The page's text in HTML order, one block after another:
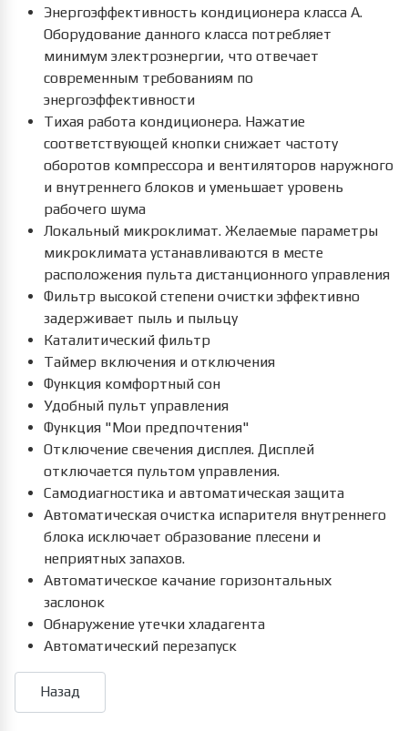
Энергоэффективность кондиционера класса А.
Оборудование данного класса потребляет
минимум электроэнергии, что отвечает
современным требованиям по
энергоэффективности
Тихая работа кондиционера. Нажатие
соответствующей кнопки снижает частоту
оборотов компрессора и вентиляторов наружного
и внутреннего блоков и уменьшает уровень
рабочего шума
Локальный микроклимат. Желаемые параметры
микроклимата устанавливаются в месте
расположения пульта дистанционного управления
Фильтр высокой степени очистки эффективно
задерживает пыль и пыльцу
Каталитический фильтр
Таймер включения и отключения
Функция комфортный сон
Удобный пульт управления
Функция "Мои предпочтения"
Отключение свечения дисплея. Дисплей
отключается пультом управления.
Самодиагностика и автоматическая защита
Автоматическая очистка испарителя внутреннего
блока исключает образование плесени и
неприятных запахов.
Автоматическое качание горизонтальных
заслонок
Обнаружение утечки хладагента
Автоматический перезапуск